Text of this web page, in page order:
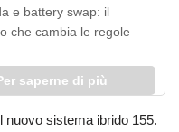
e battery swap: il
che cambia le regole
saperne di più
nuovo sistema ibrido 155.